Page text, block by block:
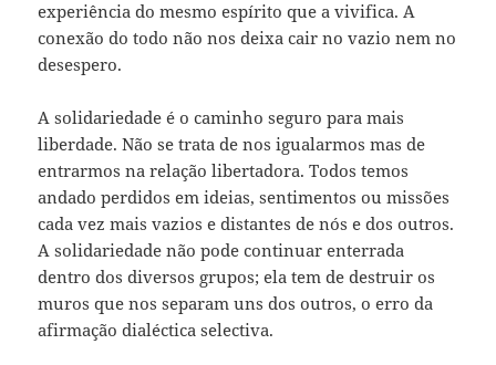
experiência do mesmo espírito que a vivifica. A
conexão do todo não nos deixa cair no vazio nem no
desespero.
A solidariedade é o caminho seguro para mais
liberdade. Não se trata de nos igualarmos mas de
entrarmos na relação libertadora. Todos temos
andado perdidos em ideias, sentimentos ou missões
cada vez mais vazios e distantes de nós e dos outros.
A solidariedade não pode continuar enterrada
dentro dos diversos grupos; ela tem de destruir os
muros que nos separam uns dos outros, o erro da
afirmação dialéctica selectiva.